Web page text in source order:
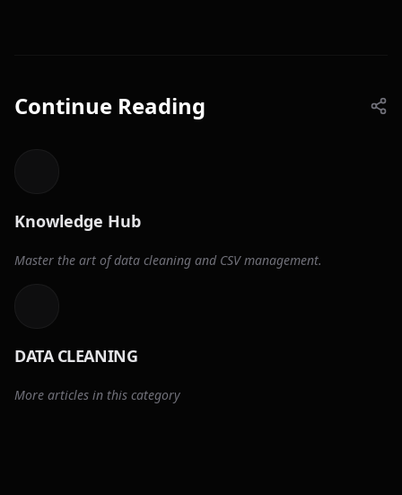
Continue Reading
Knowledge Hub
Master the art of data cleaning and CSV management.
DATA CLEANING
More articles in this category